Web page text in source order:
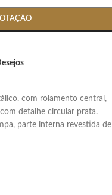
detalhe circular prata.
parte interna revestida de